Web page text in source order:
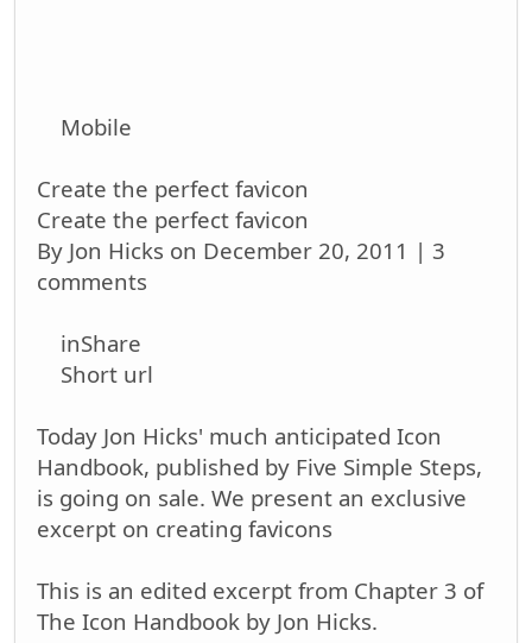
Mobile
Create the perfect favicon
Create the perfect favicon
By Jon Hicks on December 20, 2011 | 3
comments
inShare
Short url
Today Jon Hicks' much anticipated Icon
Handbook, published by Five Simple Steps,
is going on sale. We present an exclusive
excerpt on creating favicons
This is an edited excerpt from Chapter 3 of
The Icon Handbook by Jon Hicks.